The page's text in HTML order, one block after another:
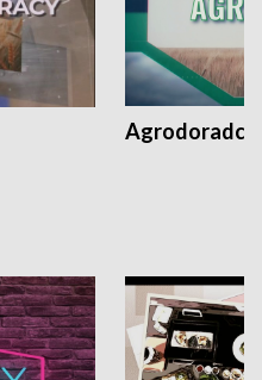
Agrodoradcy